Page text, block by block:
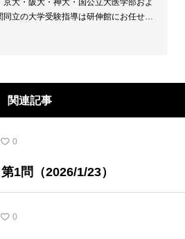
京大・阪大・神大・国公立大医学部およ
同立の大学受験指導は研伸館にお任せく
。 大阪(上本町・天王寺・豊中)・兵庫
関連記事
0
1問（2026/1/23）
0